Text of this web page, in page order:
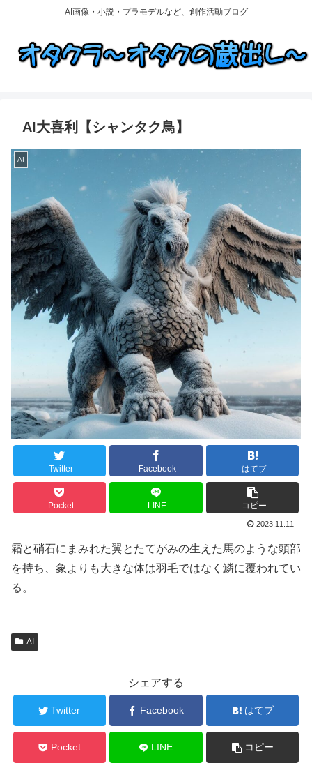
AI画像・小説・プラモデルなど、創作活動ブログ
AI大喜利【シャンタク鳥】
AI
Twitter Facebook はてブ
Pocket LINE コピー
2023.11.11
霜と硝石にまみれた翼とたてがみの生えた馬のような頭部
を持ち、象よりも大きな体は羽毛ではなく鱗に覆われてい
る。
AI
シェアする
Twitter Facebook はてブ
Pocket LINE コピー